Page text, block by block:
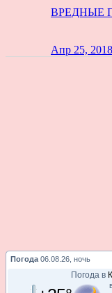
ВРЕДНЫЕ
Апр 25, 2018
Погода 06.08.26, ночь
Погода в